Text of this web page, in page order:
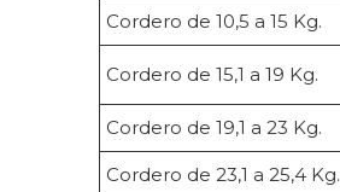
Cordero de 10,5 a 15 Kg.
Cordero de 15,1 a 19 Kg.
Cordero de 19,1 a 23 Kg.
Cordero de 23,1 a 25,4 Kg.